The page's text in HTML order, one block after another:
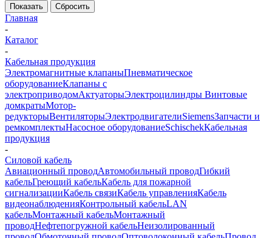
Показать Сбросить
Главная
-
Каталог
-
Кабельная продукция
Электромагнитные клапаныПневматическое
оборудованиеКлапаны с
электроприводомАктуаторыЭлектроцилиндры Винтовые
домкратыМотор-
редукторыВентиляторыЭлектродвигателиSiemensЗапчасти и
ремкомплектыНасосное оборудованиеSchischekКабельная
продукция
-
Силовой кабель
Авиационный проводАвтомобильный проводГибкий
кабельГреющий кабельКабель для пожарной
сигнализацииКабель связиКабель управленияКабель
видеонаблюденияКонтрольный кабельLAN
кабельМонтажный кабельМонтажный
проводНефтепогружной кабельНеизолированный